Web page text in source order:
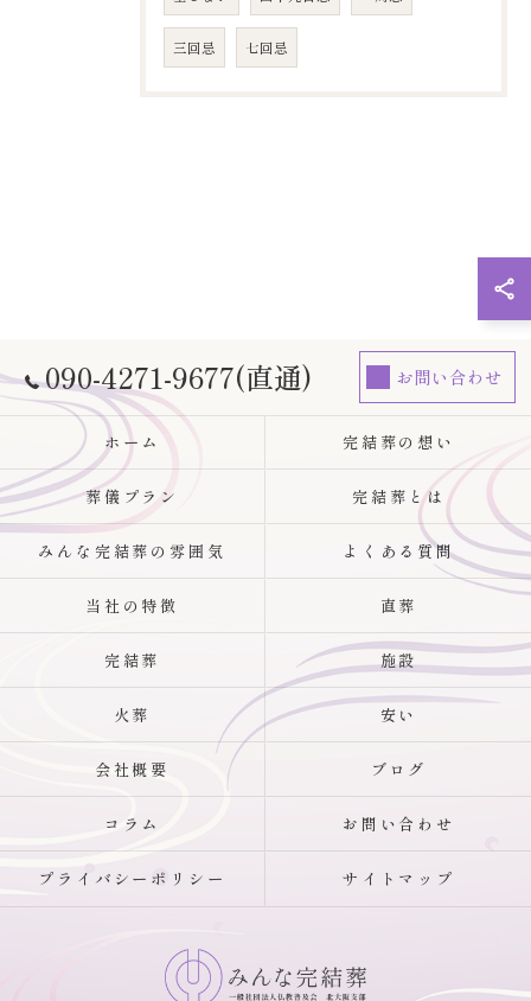
​三回忌 七回忌
090-4271-9677(直通) お問い合わせ
ホーム 完結葬の想い
葬儀プラン 完結葬とは
みんな完結葬の雰囲気 よくある質問
当社の特徴 直葬
完結葬 施設
火葬 安い
会社概要 ブログ
コラム お問い合わせ
プライバシーポリシー サイトマップ